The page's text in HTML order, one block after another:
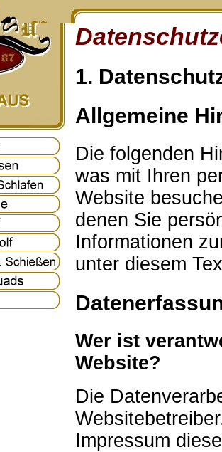
1.
Allgemeine
Die folgenden
was mit Ihren
Website
denen Sie
Informationen
unter diesem
Wer ist
Website?
Die
Impressum